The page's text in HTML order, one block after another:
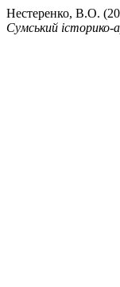
Нестеренко, В.О.
Сумський історико-